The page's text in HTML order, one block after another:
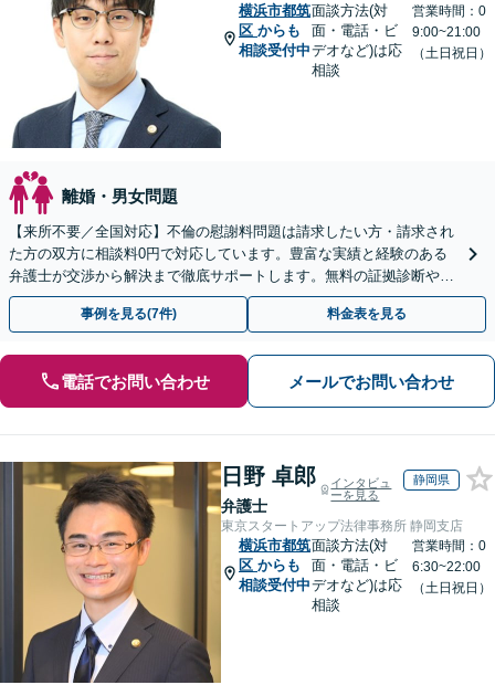
横浜市都筑
区 からも
相談受付中
面談方法(対
面・電話・ビ
デオなど)は応
相談
営業時間：0
9:00~21:00
（土日祝日）
離婚・男女問題
【来所不要／全国対応】不倫の慰謝料問題は請求したい方・請求され
た方の双方に相談料0円で対応しています。豊富な実績と経験のある
弁護士が交渉から解決まで徹底サポートします。無料の証拠診断や着
手金の返還保証もありますので安心してご相談ください。
事例を見る(7件) 料金表を見る
電話でお問い合わせ メールでお問い合わせ
日野 卓郎
弁護士
インタビュ
ーを見る
静岡県
東京スタートアップ法律事務所 静岡支店
横浜市都筑
区 からも
相談受付中
面談方法(対
面・電話・ビ
デオなど)は応
相談
営業時間：0
6:30~22:00
（土日祝日）